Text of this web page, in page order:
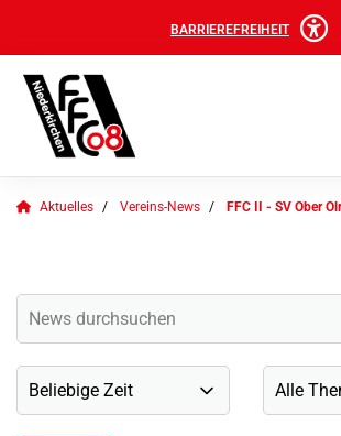
BARRIEREFREIHEIT
Aktuelles Vereins-News FFC II - SV Ober